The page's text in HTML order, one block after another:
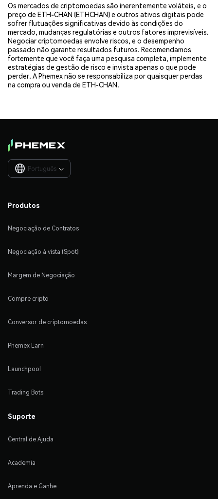
Os mercados de criptomoedas são inerentemente voláteis, e o
preço de ETH-CHAN (ETHCHAN) e outros ativos digitais pode
sofrer flutuações significativas devido às condições do
mercado, mudanças regulatórias e outros fatores imprevisíveis.
Negociar criptomoedas envolve riscos, e o desempenho
passado não garante resultados futuros. Recomendamos
fortemente que você faça uma pesquisa completa, implemente
estratégias de gestão de risco e invista apenas o que pode
perder. A Phemex não se responsabiliza por quaisquer perdas
na compra ou venda de ETH-CHAN.
Português 
Produtos
Negociação de Contratos
Negociação à vista (Spot)
Margem de Negociação
Compre cripto
Conversor de criptomoedas
Phemex Earn
Launchpool
Trading Bots
Suporte
Central de Ajuda
Academia
Aprenda e Ganhe